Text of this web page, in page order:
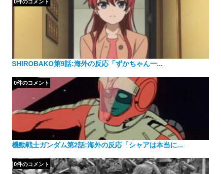
SHIROBAKO第9話:海外の反応「ずかちゃん一...
0件のコメント
機動戦士ガンダム第2話:海外の反応「シャアは本当に...
0件のコメント
0件のコメント